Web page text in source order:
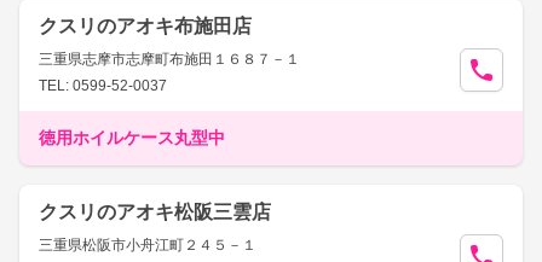
クスリのアオキ布施田店
三重県志摩市志摩町布施田１６８７－１
TEL: 0599-52-0037
徳用ホイルケース丸型中
クスリのアオキ松阪三雲店
三重県松阪市小舟江町２４５－１